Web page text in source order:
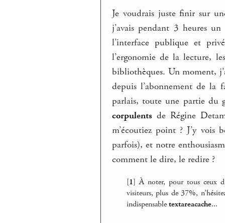
Je voudrais juste finir sur
j’avais pendant 3 heures
l’interface publique et
l’ergonomie de la lecture,
bibliothèques. Un moment,
depuis l’abonnement de la
parlais, toute une partie du
corpulents de Régine
m’écoutiez point ? J’y vois
parfois), et notre
comment le dire, le redire ?
[1]À noter, pour tous ceux
visiteurs, plus de 37%,
indispensabletextareacache...